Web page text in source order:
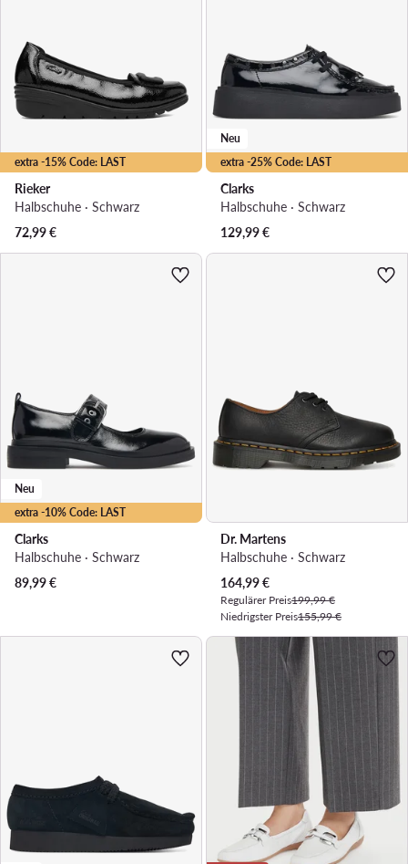
extra -15% Code: LAST
Rieker
Halbschuhe · Schwarz
72,99€
extra -25% Code: LAST
Neu
Clarks
Halbschuhe · Schwarz
129,99€
extra -10% Code: LAST
Neu
Clarks
Halbschuhe · Schwarz
89,99€
Dr. Martens
Halbschuhe · Schwarz
Aktueller Preis
164,99€
Regulärer Preis199,99 €
Niedrigster Preis155,99 €